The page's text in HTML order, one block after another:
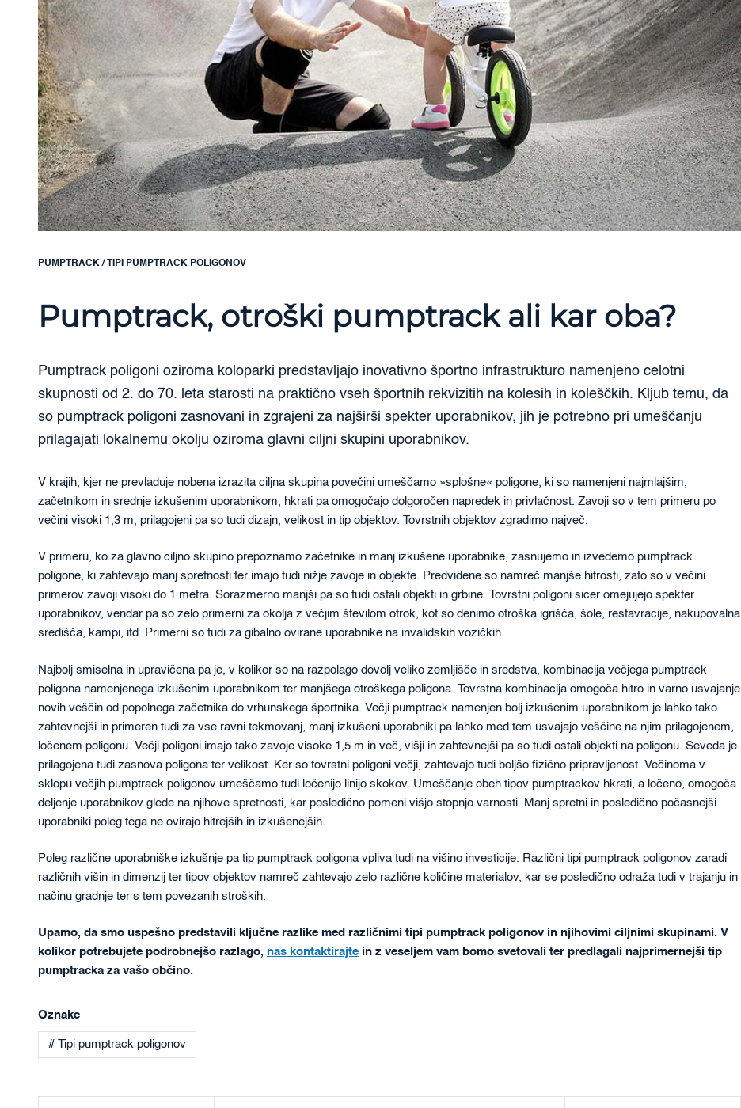
PUMPTRACK/ TIPI PUMPTRACK POLIGONOV
Pumptrack, otroški pumptrack ali kar oba?
Pumptrack poligoni oziroma koloparki predstavljajo inovativno športno infrastrukturo namenjeno celotni
skupnosti od 2. do 70. leta starosti na praktično vseh športnih rekvizitih na kolesih in koleščkih. Kljub temu, da
so pumptrack poligoni zasnovani in zgrajeni za najširši spekter uporabnikov, jih je potrebno pri umeščanju
prilagajati lokalnemu okolju oziroma glavni ciljni skupini uporabnikov.
V krajih, kjer ne prevladuje nobena izrazita ciljna skupina povečini umeščamo »splošne« poligone, ki so namenjeni najmlajšim,
začetnikom in srednje izkušenim uporabnikom, hkrati pa omogočajo dolgoročen napredek in privlačnost. Zavoji so v tem primeru po
večini visoki 1,3 m, prilagojeni pa so tudi dizajn, velikost in tip objektov. Tovrstnih objektov zgradimo največ.
V primeru, ko za glavno ciljno skupino prepoznamo začetnike in manj izkušene uporabnike, zasnujemo in izvedemo pumptrack
poligone, ki zahtevajo manj spretnosti ter imajo tudi nižje zavoje in objekte. Predvidene so namreč manjše hitrosti, zato so v večini
primerov zavoji visoki do 1 metra. Sorazmerno manjši pa so tudi ostali objekti in grbine. Tovrstni poligoni sicer omejujejo spekter
uporabnikov, vendar pa so zelo primerni za okolja z večjim številom otrok, kot so denimo otroška igrišča, šole, restavracije, nakupovalna
središča, kampi, itd. Primerni so tudi za gibalno ovirane uporabnike na invalidskih vozičkih.
Najbolj smiselna in upravičena pa je, v kolikor so na razpolago dovolj veliko zemljišče in sredstva, kombinacija večjega pumptrack
poligona namenjenega izkušenim uporabnikom ter manjšega otroškega poligona. Tovrstna kombinacija omogoča hitro in varno usvajanje
novih veščin od popolnega začetnika do vrhunskega športnika. Večji pumptrack namenjen bolj izkušenim uporabnikom je lahko tako
zahtevnejši in primeren tudi za vse ravni tekmovanj, manj izkušeni uporabniki pa lahko med tem usvajajo veščine na njim prilagojenem,
ločenem poligonu. Večji poligoni imajo tako zavoje visoke 1,5 m in več, višji in zahtevnejši pa so tudi ostali objekti na poligonu. Seveda je
prilagojena tudi zasnova poligona ter velikost. Ker so tovrstni poligoni večji, zahtevajo tudi boljšo fizično pripravljenost. Večinoma v
sklopu večjih pumptrack poligonov umeščamo tudi ločenijo linijo skokov. Umeščanje obeh tipov pumptrackov hkrati, a ločeno, omogoča
deljenje uporabnikov glede na njihove spretnosti, kar posledično pomeni višjo stopnjo varnosti. Manj spretni in posledično počasnejši
uporabniki poleg tega ne ovirajo hitrejših in izkušenejših.
Poleg različne uporabniške izkušnje pa tip pumptrack poligona vpliva tudi na višino investicije. Različni tipi pumptrack poligonov zaradi
različnih višin in dimenzij ter tipov objektov namreč zahtevajo zelo različne količine materialov, kar se posledično odraža tudi v trajanju in
načinu gradnje ter s tem povezanih stroških.
Upamo, da smo uspešno predstavili ključne razlike med različnimi tipi pumptrack poligonov in njihovimi ciljnimi skupinami. V
kolikor potrebujete podrobnejšo razlago, nas kontaktirajte in z veseljem vam bomo svetovali ter predlagali najprimernejši tip
pumptracka za vašo občino.
Oznake
# Tipi pumptrack poligonov